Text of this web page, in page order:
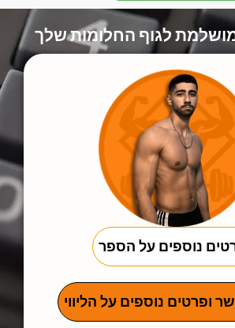
לגוף החלומות שלך
נוספים על הספר
ופרטים נוספים על הליווי